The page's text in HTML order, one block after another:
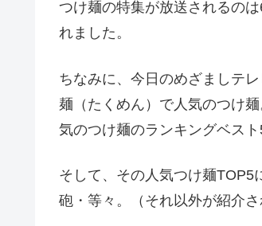
つけ麺の特集が放送されるの
れました。
ちなみに、今日のめざましテ
麺（たくめん）で人気のつけ
気のつけ麺のランキングベスト
そして、その人気つけ麺TOP5
砲・等々。（それ以外が紹介さ